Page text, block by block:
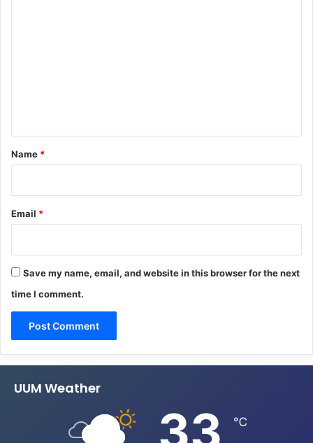
*
Name *
Email *
Save my name, email, and website in this browser for the next
time I comment.
UUM Weather
℃